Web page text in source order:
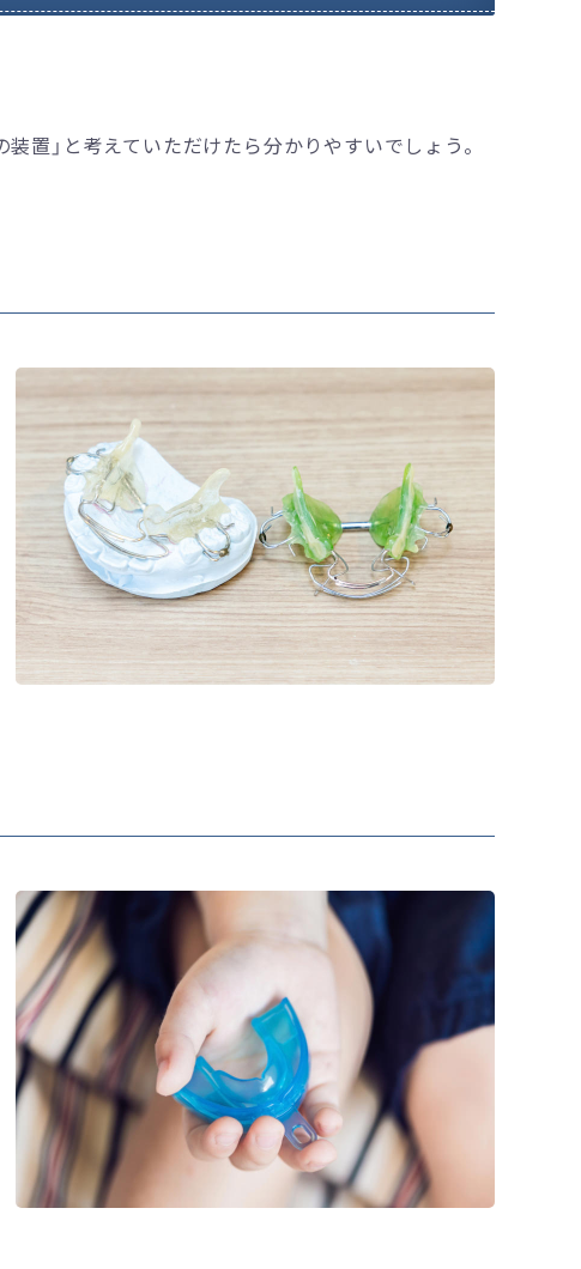
置」と考えていただけたら分かりやすいでしょう。